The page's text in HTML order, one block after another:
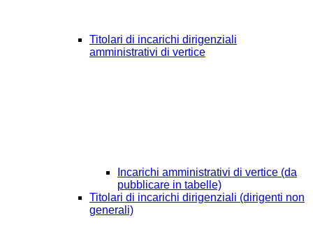
Titolari di incarichi dirigenziali
amministrativi di vertice
Incarichi amministrativi di vertice (da
pubblicare in tabelle)
Titolari di incarichi dirigenziali (dirigenti non
generali)